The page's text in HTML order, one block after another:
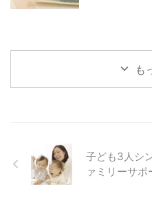
も
子ども3人シ
ァミリーサポ